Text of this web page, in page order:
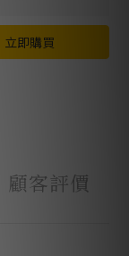
立即購買
顧客評價